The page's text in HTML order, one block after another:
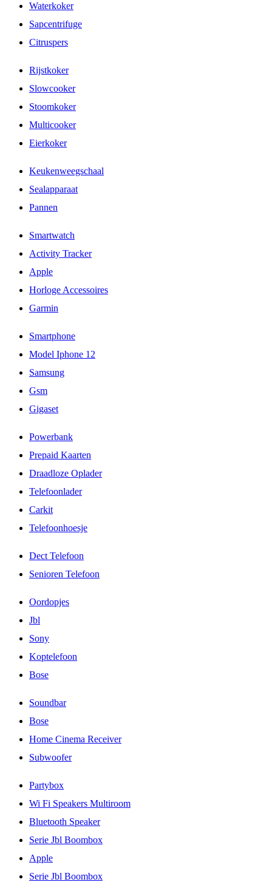
Waterkoker
Sapcentrifuge
Citruspers
Rijstkoker
Slowcooker
Stoomkoker
Multicooker
Eierkoker
Keukenweegschaal
Sealapparaat
Pannen
Smartwatch
Activity Tracker
Apple
Horloge Accessoires
Garmin
Smartphone
Model Iphone 12
Samsung
Gsm
Gigaset
Powerbank
Prepaid Kaarten
Draadloze Oplader
Telefoonlader
Carkit
Telefoonhoesje
Dect Telefoon
Senioren Telefoon
Oordopjes
Jbl
Sony
Koptelefoon
Bose
Soundbar
Bose
Home Cinema Receiver
Subwoofer
Partybox
Wi Fi Speakers Multiroom
Bluetooth Speaker
Serie Jbl Boombox
Apple
Serie Jbl Boombox